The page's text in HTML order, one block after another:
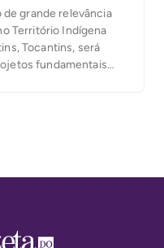
de grande relevância
Território Indígena
Tocantins, será
fundamentais